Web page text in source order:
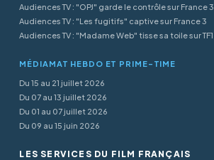
Audiences TV : "OPJ" garde le contrôle sur France 3
Audiences TV : "Les fugitifs" captive sur France 3
Audiences TV : "Madame Web" tisse sa toile sur TF1
MÉDIAMAT HEBDO ET PRIME-TIME
Du 15 au 21 juillet 2026
Du 07 au 13 juillet 2026
Du 01 au 07 juillet 2026
Du 09 au 15 juin 2026
LES SERVICES DU FILM FRANÇAIS